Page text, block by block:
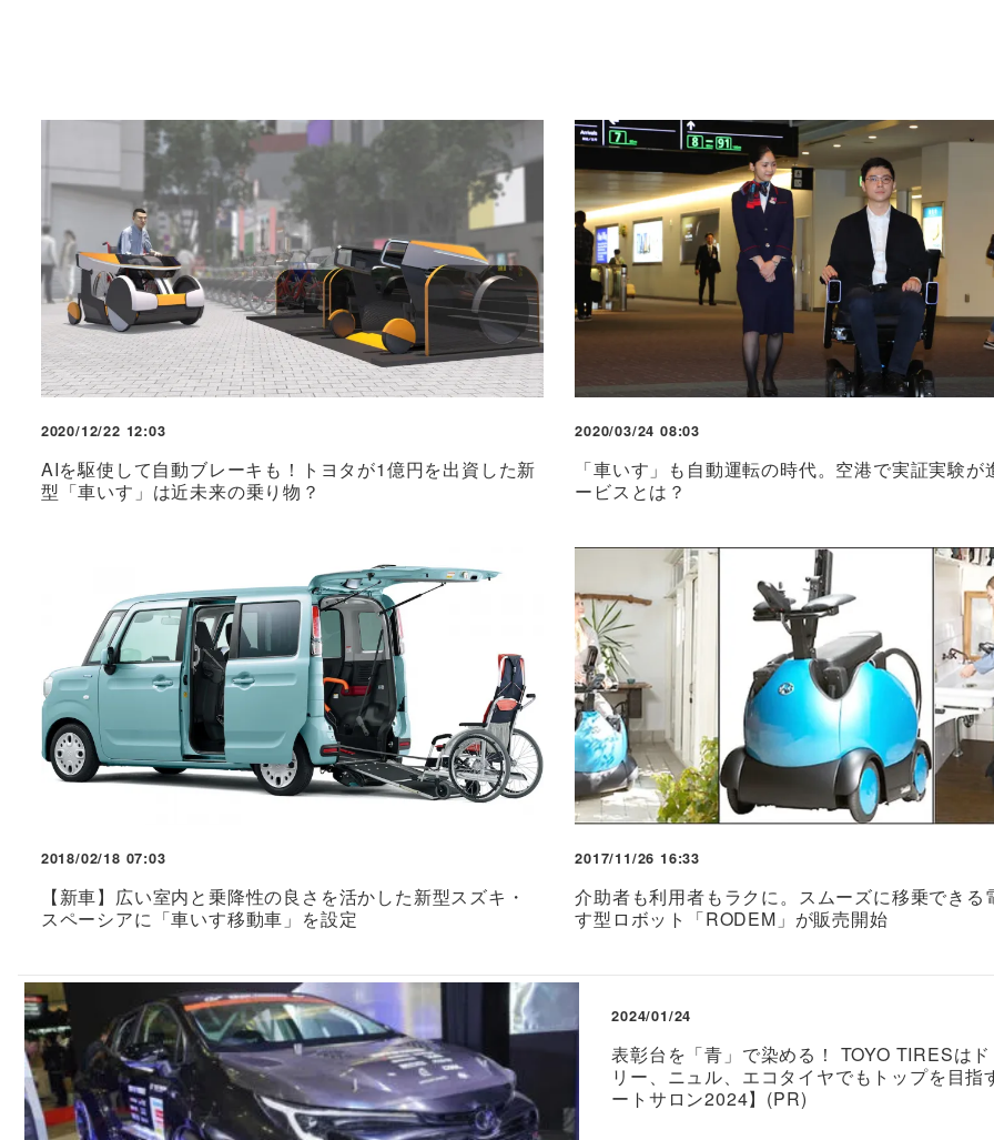
2020/12/22 12:03
AIを駆使して自動ブレーキも！トヨタが1億円を出資した新
型「車いす」は近未来の乗り物？
2020/03/24 08:03
「車いす」も自動運転の時代。空港で実証実験が
ービスとは？
2018/02/18 07:03
【新車】広い室内と乗降性の良さを活かした新型スズキ・
スペーシアに「車いす移動車」を設定
2017/11/26 16:33
介助者も利用者もラクに。スムーズに移乗できる
す型ロボット「RODEM」が販売開始
2024/01/24
表彰台を「青」で染める！ TOYO TIRESは
リー、ニュル、エコタイヤでもトップを目指
ートサロン2024】(PR)